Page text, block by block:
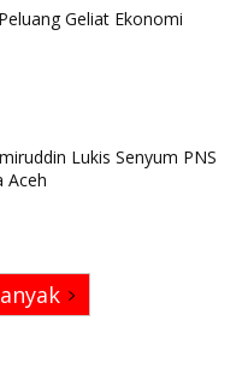
Geliat Ekonomi
Lukis Senyum PNS
Aceh